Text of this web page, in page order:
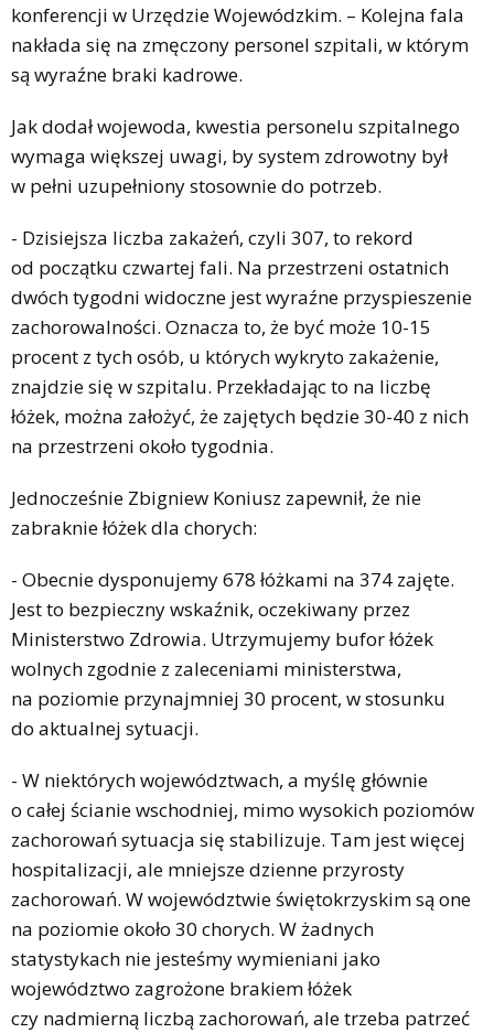
konferencji w Urzędzie Wojewódzkim. – Kolejna fala
nakłada się na zmęczony personel szpitali, w którym
są wyraźne braki kadrowe.
Jak dodał wojewoda, kwestia personelu szpitalnego
wymaga większej uwagi, by system zdrowotny był
w pełni uzupełniony stosownie do potrzeb.
- Dzisiejsza liczba zakażeń, czyli 307, to rekord
od początku czwartej fali. Na przestrzeni ostatnich
dwóch tygodni widoczne jest wyraźne przyspieszenie
zachorowalności. Oznacza to, że być może 10-15
procent z tych osób, u których wykryto zakażenie,
znajdzie się w szpitalu. Przekładając to na liczbę
łóżek, można założyć, że zajętych będzie 30-40 z nich
na przestrzeni około tygodnia.
Jednocześnie Zbigniew Koniusz zapewnił, że nie
zabraknie łóżek dla chorych:
- Obecnie dysponujemy 678 łóżkami na 374 zajęte.
Jest to bezpieczny wskaźnik, oczekiwany przez
Ministerstwo Zdrowia. Utrzymujemy bufor łóżek
wolnych zgodnie z zaleceniami ministerstwa,
na poziomie przynajmniej 30 procent, w stosunku
do aktualnej sytuacji.
- W niektórych województwach, a myślę głównie
o całej ścianie wschodniej, mimo wysokich poziomów
zachorowań sytuacja się stabilizuje. Tam jest więcej
hospitalizacji, ale mniejsze dzienne przyrosty
zachorowań. W województwie świętokrzyskim są one
na poziomie około 30 chorych. W żadnych
statystykach nie jesteśmy wymieniani jako
województwo zagrożone brakiem łóżek
czy nadmierną liczbą zachorowań, ale trzeba patrzeć